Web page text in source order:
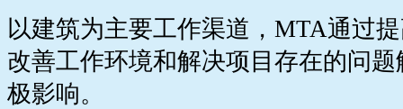
以建筑为主要工作渠道，MTA通过
改善工作环境和解决项目存在的问
极影响。